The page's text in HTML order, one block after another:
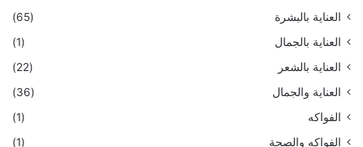
العناية بالبشرة
(65)
العناية بالجمال
(1)
العناية بالشعر
(22)
العناية والجمال
(36)
الفواكه
(1)
الفواكه والصحة
(1)